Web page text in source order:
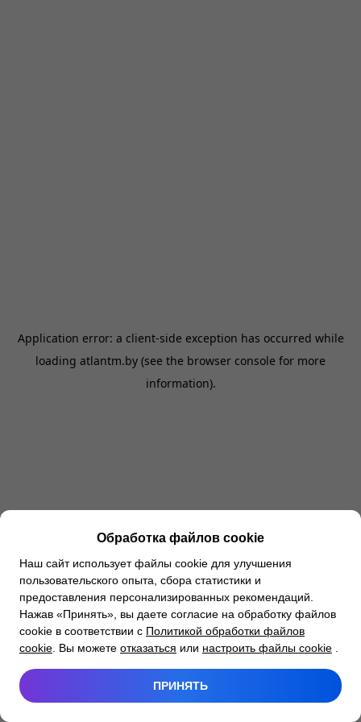
Application error: a client-side exception has occurred while
loading atlantm.by (see the browser console for more
information).
Обработка файлов cookie
Наш сайт использует файлы cookie для улучшения
пользовательского опыта, сбора статистики и
предоставления персонализированных рекомендаций.
Нажав «Принять», вы даете согласие на обработку файлов
cookie в соответствии с Политикой обработки файлов
cookie . Вы можете отказаться или настроить файлы cookie
ПРИНЯТЬ